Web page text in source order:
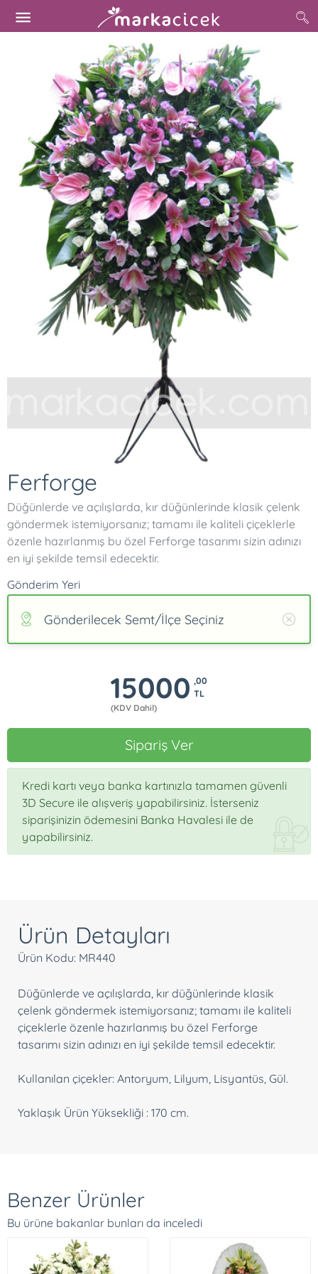
Ferforge
Düğünlerde ve açılışlarda, kır düğünlerinde klasik çelenk
göndermek istemiyorsanız; tamamı ile kaliteli çiçeklerle
özenle hazırlanmış bu özel Ferforge tasarımı sizin adınızı
en iyi şekilde temsil edecektir.
Gönderim Yeri
Gönderilecek Semt/İlçe Seçiniz
15000 ,00
TL
(KDV Dahil)
Sipariş Ver
Kredi kartı veya banka kartınızla tamamen güvenli
3D Secure ile alışveriş yapabilirsiniz. İsterseniz
siparişinizin ödemesini Banka Havalesi ile de
yapabilirsiniz.
Ürün Detayları
Ürün Kodu: MR440
Düğünlerde ve açılışlarda, kır düğünlerinde klasik
çelenk göndermek istemiyorsanız; tamamı ile kaliteli
çiçeklerle özenle hazırlanmış bu özel Ferforge
tasarımı sizin adınızı en iyi şekilde temsil edecektir.
Kullanılan çiçekler: Antoryum, Lilyum, Lisyantüs, Gül.
Yaklaşık Ürün Yüksekliği : 170 cm.
Benzer Ürünler
Bu ürüne bakanlar bunları da inceledi